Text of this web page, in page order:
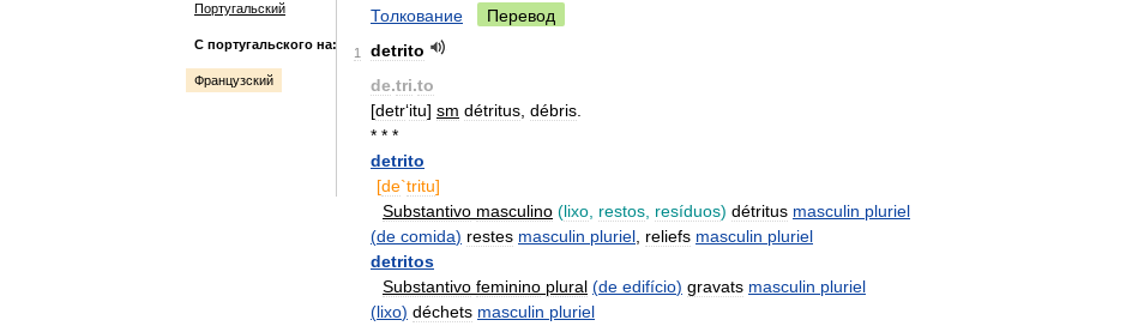
Португальский
С португальского на:
Французский
Толкование Перевод
1
detrito
de.tri.to
[detr‘itu] sm détritus débris
* * *
detrito
[de`tritu]
Substantivo masculino (lixo restos resíduos) détritus masculin pluriel
(de comida) restes masculin pluriel reliefs masculin pluriel
detritos
Substantivo feminino plural (de edifício) gravats masculin pluriel
(lixo) déchets masculin pluriel